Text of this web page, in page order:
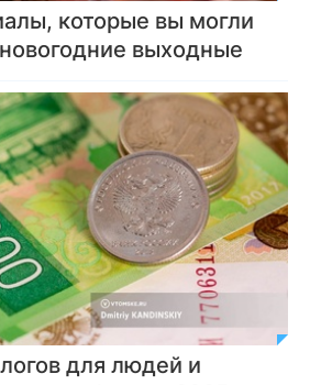
которые вы могли
выходные
для людей и